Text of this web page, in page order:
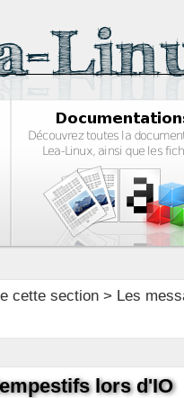
cette section> Les
lors d'IO